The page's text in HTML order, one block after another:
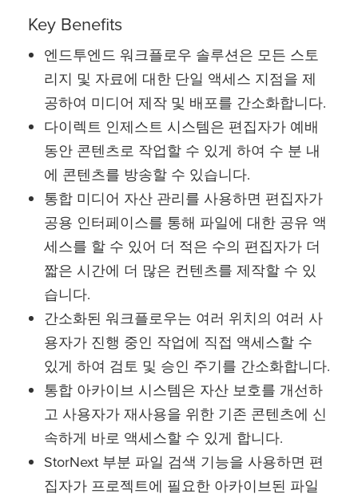
Key Benefits
엔드투엔드 워크플로우 솔루션은 모든 스토
리지 및 자료에 대한 단일 액세스 지점을 제
공하여 미디어 제작 및 배포를 간소화합니다.
다이렉트 인제스트 시스템은 편집자가 예배
동안 콘텐츠로 작업할 수 있게 하여 수 분 내
에 콘텐츠를 방송할 수 있습니다.
통합 미디어 자산 관리를 사용하면 편집자가
공용 인터페이스를 통해 파일에 대한 공유 액
세스를 할 수 있어 더 적은 수의 편집자가 더
짧은 시간에 더 많은 컨텐츠를 제작할 수 있
습니다.
간소화된 워크플로우는 여러 위치의 여러 사
용자가 진행 중인 작업에 직접 액세스할 수
있게 하여 검토 및 승인 주기를 간소화합니다.
통합 아카이브 시스템은 자산 보호를 개선하
고 사용자가 재사용을 위한 기존 콘텐츠에 신
속하게 바로 액세스할 수 있게 합니다.
StorNext 부분 파일 검색 기능을 사용하면 편
집자가 프로젝트에 필요한 아카이브된 파일